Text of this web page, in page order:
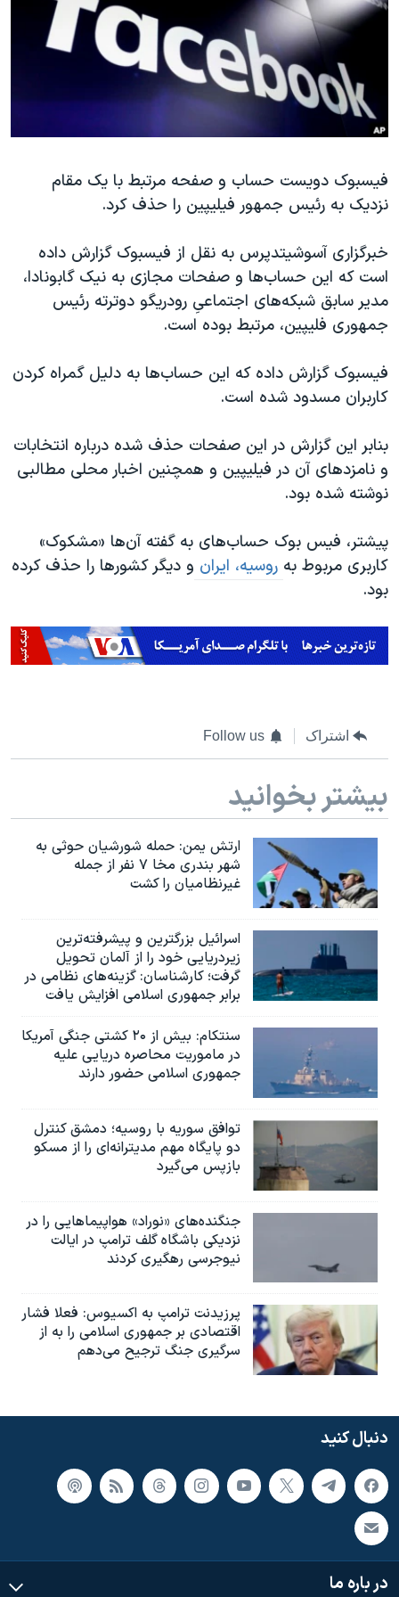
فرهنگ و زندگی
حقوق شهروندی
اقتصادی
علم و فناوری
گالری عکس
آرشیو پخش زنده
مستندها
انتخابات ریاست جمهوری آمریکا ۲۰۲۴
حمله جمهوری اسلامی به اسرائیل
رمز مهسا
اعتراضات زن، زندگی، آزادی
مجموعه مستندهای دادخواهی
تریبونال مردمی آبان ۹۸
دادگاه حمید نوری
چهل سال گروگان‌گیری
قانون شفافیت دارائی کادر رهبری ایران
اعتراضات مردمی آبان ۹۸
اسرائیل در جنگ
نرگس محمدی برنده جایزه نوبل صلح
همایش محافظه‌کاران آمریکا «سی‌پک»
صفحه‌های ویژه
دنبال کنید
زبانهای مختلف
فیسبوک دویست حساب و صفحه مرتبط با یک مقام
نزدیک به رئیس جمهور فیلیپین را حذف کرد.
خبرگزاری آسوشیتدپرس به نقل از فیسبوک گزارش داده
است که این حساب‌ها و صفحات مجازی به نیک گابونادا،
مدیر سابق شبکه‌های اجتماعیِ رودریگو دوترته رئیس
جمهوری فلیپین، مرتبط بوده‌ است.
فیسبوک گزارش داده که این حساب‌ها به دلیل گمراه کردن
کاربران مسدود شده است.
بنابر این گزارش در این صفحات حذف‌ شده درباره انتخابات
و نامزدهای آن در فیلیپین و همچنین اخبار محلی مطالبی
نوشته شده بود.
پیشتر، فیس بوک حساب‌های به گفته آن‌ها «مشکوک»
کاربری مربوط به روسیه، ایران و دیگر کشورها را حذف کرده
بود.
اشتراک Follow us
بیشتر بخوانید
ارتش یمن: حمله شورشیان حوثی به
شهر بندری مخا ۷ نفر از جمله
غیرنظامیان را کشت
اسرائيل بزرگترین و پیشرفته‌ترین
زیردریایی خود را از آلمان تحویل
گرفت؛ کارشناسان: گزینه‌های نظامی در
برابر جمهوری اسلامی افزایش یافت
سنتکام: بیش از ۲۰ کشتی جنگی آمریکا
در ماموریت محاصره دریایی علیه
جمهوری اسلامی حضور دارند
توافق سوریه با روسیه؛ دمشق کنترل
دو پایگاه مهم مدیترانه‌ای را از مسکو
بازپس می‌گیرد
جنگنده‌های «نوراد» هواپیماهایی را در
نزدیکی باشگاه گلف ترامپ در ایالت
نیوجرسی رهگیری کردند
پرزیدنت ترامپ به اکسیوس: فعلا فشار
اقتصادی بر جمهوری اسلامی را به از
سرگیری جنگ ترجیح می‌دهم
دنبال کنید
در باره ما